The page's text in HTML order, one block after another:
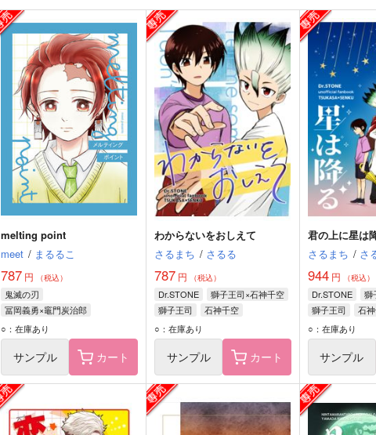
melting point
meet / まるるこ
787 円 （税込）
鬼滅の刃
冨岡義勇×竈門炭治郎
冨岡義勇
○：在庫あり
サンプル カート
わからないをおしえて
さるまち / さるる
787円 （税込）
Dr.STONE
獅子王司×石神千空
獅子王司
石神千空
○：在庫あり
サンプル カート
君の上に星は
さるまち / さ
944円 （税込）
Dr.STONE
獅
獅子王司
石
○：在庫あり
サンプル